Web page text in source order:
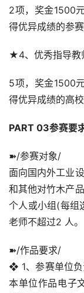
2项，奖金1500
得优异成绩的参
★4、优秀指导教
5项，奖金1500
得优异成绩的高校
PART 03参赛要
➽/参赛对象/
面向国内外工业
和其他对竹木产
个人或小组(每组
老师不超过2 人。
➽/作品要求/
❖ 1、参赛单位负
本单位作品电子